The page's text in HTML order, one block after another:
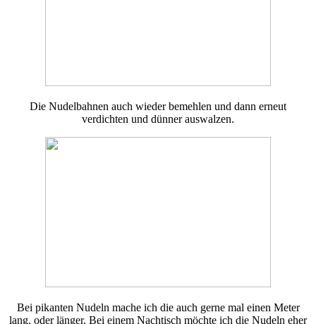
Die Nudelbahnen auch wieder bemehlen und dann erneut
verdichten und dünner auswalzen.
Bei pikanten Nudeln mache ich die auch gerne mal einen Meter
lang, oder länger. Bei einem Nachtisch möchte ich die Nudeln eher